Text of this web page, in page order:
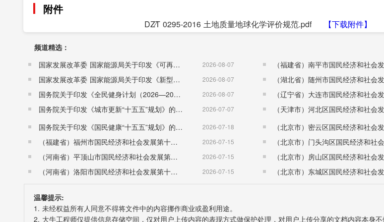
附件
DZ∕T 0295-2016 土地质量地球化学评价规范.pdf 【下载附件】
频道精选：
国家发展改革委 国家能源局关于印发《可再生能源发展“十五五”规划》的通知 （发改能源〔2026〕1067号）
2026-08-07
国家发展改革委 国家能源局关于印发《新型电力系统建设“十五五”规划》的通知​ （发改能源〔2026〕942号） 2026-08-07
国务院关于印发《全民健身计划（2026—2030年）》的通知 （国发〔2026〕26号） 2026-08-07
国务院关于印发《城市更新“十五五”规划》的通知（国发〔2026〕12号） 2026-07-07
国务院关于印发《国民健康“十五五”规划》的通知 （国发〔2026〕23号） 2026-07-18
（福建省）福州市国民经济和社会发展第十五个五年规划纲要 2026-07-15
（河南省）平顶山市国民经济和社会发展第十五个五年规划纲要 2026-07-15
（河南省）洛阳市国民经济和社会发展第十五个五年规划纲要 2026-07-15
温馨提示:
1. 未经权益所有人同意不得将文件中的内容挪作商业或盈利用途。
2. 大牛工程师仅提供信息存储空间，仅对用户上传内容的表现方式做保护处理，对用户上传分享的文档内容本身